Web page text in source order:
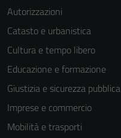
Autorizzazioni
Catasto e urbanistica
Cultura e tempo libero
Educazione e formazione
Giustizia e sicurezza pubblica
Imprese e commercio
Mobilità e trasporti